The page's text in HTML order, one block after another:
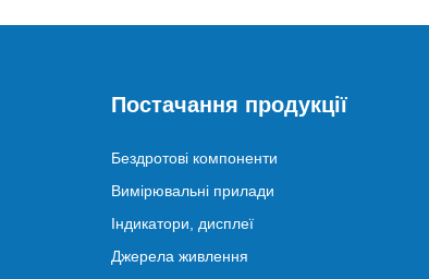
Постачання продукції
Бездротові компоненти
Вимірювальні прилади
Індикатори, дисплеї
Джерела живлення